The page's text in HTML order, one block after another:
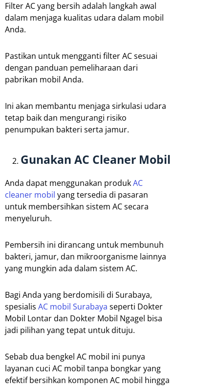
Filter AC yang bersih adalah langkah awal
dalam menjaga kualitas udara dalam mobil
Anda.
Pastikan untuk mengganti filter AC sesuai
dengan panduan pemeliharaan dari
pabrikan mobil Anda.
Ini akan membantu menjaga sirkulasi udara
tetap baik dan mengurangi risiko
penumpukan bakteri serta jamur.
Gunakan AC Cleaner Mobil
Anda dapat menggunakan produkAC
cleaner mobil yang tersedia di pasaran
untuk membersihkan sistem AC secara
menyeluruh.
Pembersih ini dirancang untuk membunuh
bakteri, jamur, dan mikroorganisme lainnya
yang mungkin ada dalam sistem AC.
Bagi Anda yang berdomisili di Surabaya,
spesialis AC mobil Surabaya seperti Dokter
Mobil Lontar dan Dokter Mobil Ngagel bisa
jadi pilihan yang tepat untuk dituju.
Sebab dua bengkel AC mobil ini punya
layanan cuci AC mobil tanpa bongkar yang
efektif bersihkan komponen AC mobil hingga